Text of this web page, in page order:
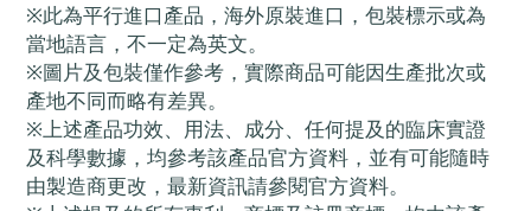
※此為平行進口產品，海外原裝進口，包裝標示或為
當地語言，不一定為英文。
※圖片及包裝僅作參考，實際商品可能因生產批次或
產地不同而略有差異。
※上述產品功效、用法、成分、任何提及的臨床實證
及科學數據，均參考該產品官方資料，並有可能隨時
由製造商更改，最新資訊請參閱官方資料。